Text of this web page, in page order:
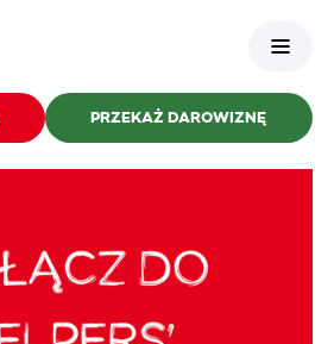
PRZEKAŻ DAROWIZNĘ